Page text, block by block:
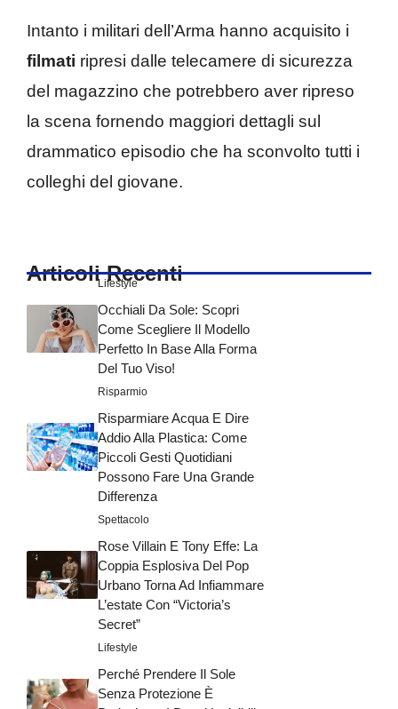
Intanto i militari dell’Arma hanno acquisito i
filmati ripresi dalle telecamere di sicurezza
del magazzino che potrebbero aver ripreso
la scena fornendo maggiori dettagli sul
drammatico episodio che ha sconvolto tutti i
colleghi del giovane.
Articoli Recenti
Lifestyle
Occhiali Da Sole: Scopri
Come Scegliere Il Modello
Perfetto In Base Alla Forma
Del Tuo Viso!
Risparmio
Risparmiare Acqua E Dire
Addio Alla Plastica: Come
Piccoli Gesti Quotidiani
Possono Fare Una Grande
Differenza
Spettacolo
Rose Villain E Tony Effe: La
Coppia Esplosiva Del Pop
Urbano Torna Ad Infiammare
L’estate Con “Victoria’s
Secret”
Lifestyle
Perché Prendere Il Sole
Senza Protezione È